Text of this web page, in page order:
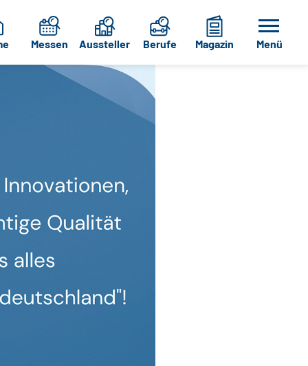
Messen Aussteller Berufe Magazin Menü